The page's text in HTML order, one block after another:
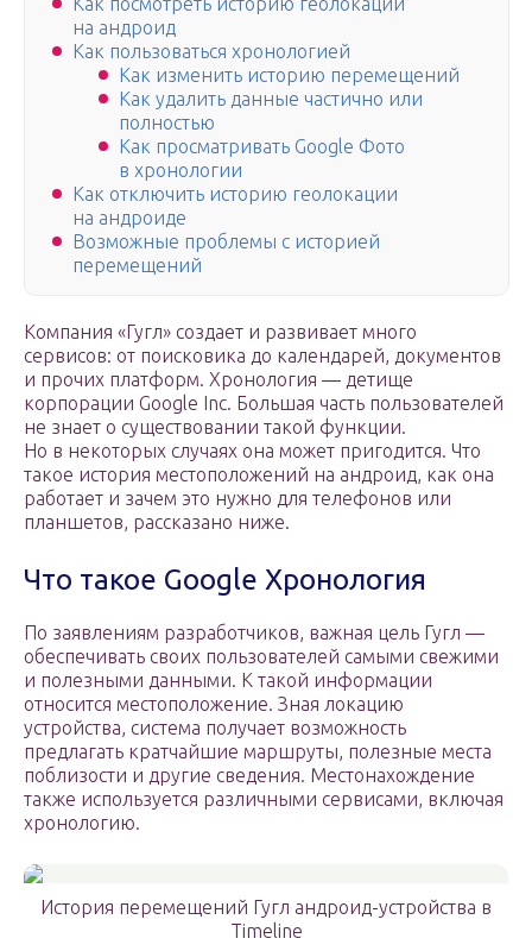
на андроид
Как пользоваться хронологией
Как изменить историю перемещений
Как удалить данные частично или
полностью
Как просматривать Google Фото
в хронологии
Как отключить историю геолокации
на андроиде
Возможные проблемы с историей
перемещений
Компания «Гугл» создает и развивает много
сервисов: от поисковика до календарей, документов
и прочих платформ. Хронология — детище
корпорации Google Inc. Большая часть пользователей
не знает о существовании такой функции.
Но в некоторых случаях она может пригодится. Что
такое история местоположений на андроид, как она
работает и зачем это нужно для телефонов или
планшетов, рассказано ниже.
Что такое Google Хронология
По заявлениям разработчиков, важная цель Гугл —
обеспечивать своих пользователей самыми свежими
и полезными данными. К такой информации
относится местоположение. Зная локацию
устройства, система получает возможность
предлагать кратчайшие маршруты, полезные места
поблизости и другие сведения. Местонахождение
также используется различными сервисами, включая
хронологию.
История перемещений Гугл андроид-устройства в
Timeline